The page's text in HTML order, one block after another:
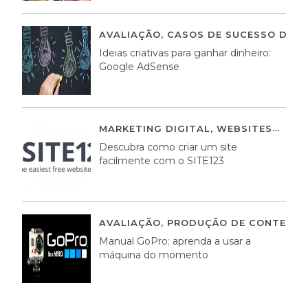
AVALIAÇÃO, CASOS DE SUCESSO DE
Ideias criativas para ganhar dinheiro:
Google AdSense
MARKETING DIGITAL, WEBSITES
Descubra como criar um site
facilmente com o SITE123
AVALIAÇÃO, PRODUÇÃO DE
Manual GoPro: aprenda a usar a
máquina do momento